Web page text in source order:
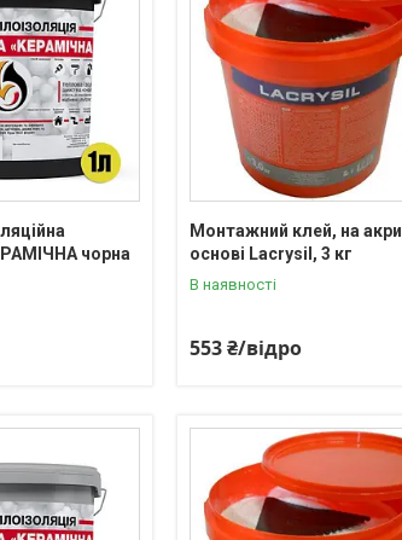
чорна
Монтажний клей, на
основі Lacrysil, 3 кг
В наявності
553 ₴/відро